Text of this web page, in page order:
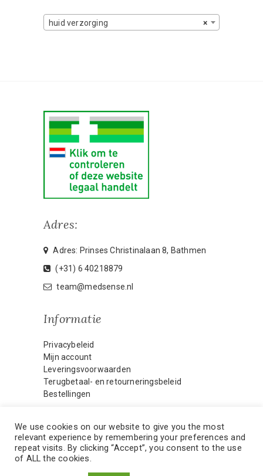
×
huid verzorging
Adres:
Adres: Prinses Christinalaan 8, Bathmen
(+31) 6 40218879
team@medsense.nl
Informatie
Privacybeleid
Mijn account
Leveringsvoorwaarden
Terugbetaal- en retourneringsbeleid
Bestellingen
HOME
MIJN ACCOUNT
CONTACT
We use cookies on our website to give you the most
relevant experience by remembering your preferences and
repeat visits. By clicking “Accept”, you consent to the use
of ALL the cookies.